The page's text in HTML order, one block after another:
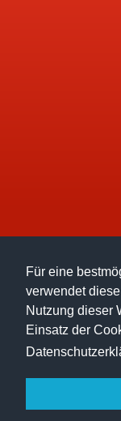
Für eine
verwendet
Nutzung dieser
Einsatz der